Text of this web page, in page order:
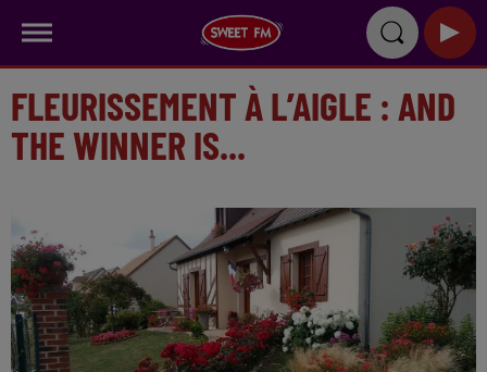
FLEURISSEMENT À L’AIGLE : AND
THE WINNER IS...